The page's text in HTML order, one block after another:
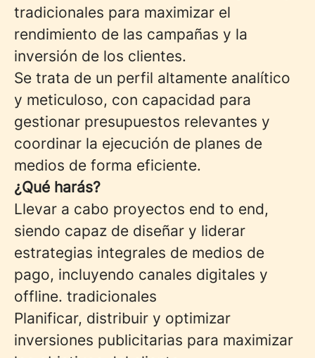
tradicionales para maximizar el
rendimiento de las campañas y la
inversión de los clientes.
Se trata de un perfil altamente analítico
y meticuloso, con capacidad para
gestionar presupuestos relevantes y
coordinar la ejecución de planes de
medios de forma eficiente.
¿Qué harás?
Llevar a cabo proyectos end to end,
siendo capaz de diseñar y liderar
estrategias integrales de medios de
pago, incluyendo canales digitales y
offline. tradicionales
Planificar, distribuir y optimizar
inversiones publicitarias para maximizar